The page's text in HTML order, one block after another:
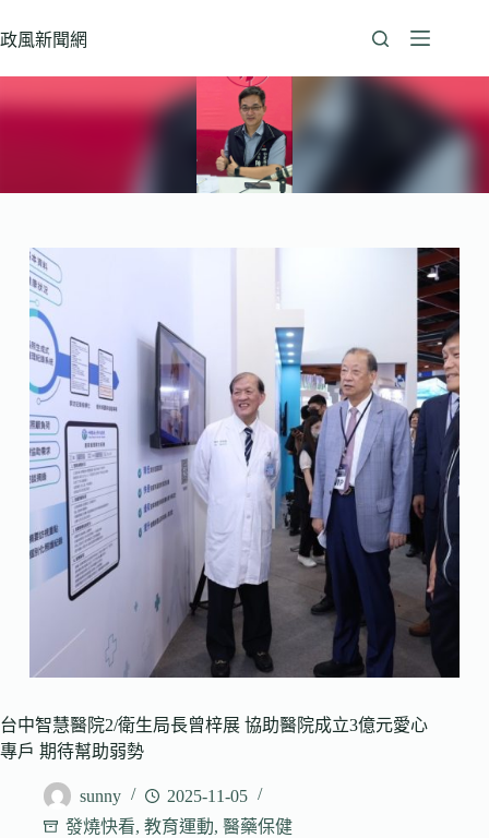
至
政風新聞網
台中智慧醫院2/衛生局長曾梓展 協助醫院成立3億元愛心
專戶 期待幫助弱勢
sunny
2025-11-05
發燒快看, 教育運動, 醫藥保健